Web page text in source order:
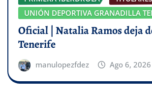
UNIÓN DEPORTIVA GRANADILLA
Oficial | Natalia Ramos deja
Tenerife
manulopezfdez Ago 6, 2026